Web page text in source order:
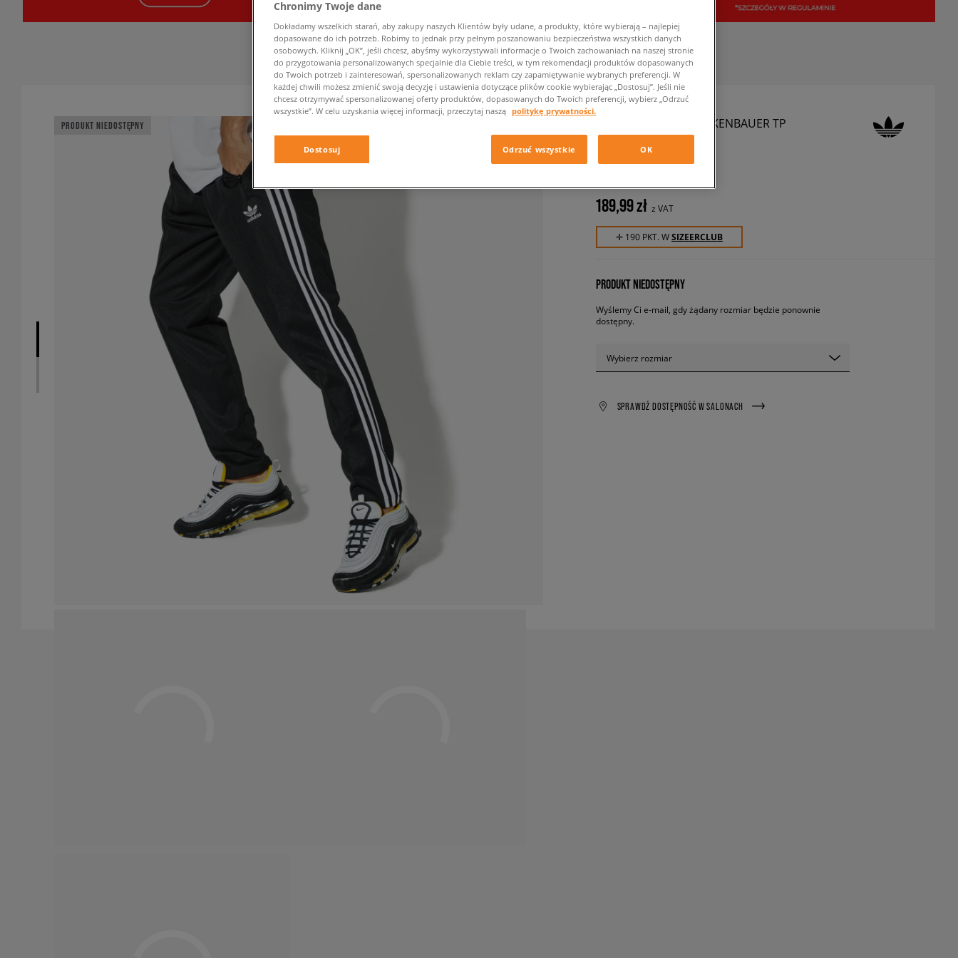
PRODUKT NIEDOSTĘPNY
ADIDAS SPODNIE BECKENBAUER TP
ADICOLOR
189,99 zł z VAT
✛ 190 PKT. WSIZEERCLUB
PRODUKT NIEDOSTĘPNY
Wyślemy Ci e-mail, gdy żądany rozmiar będzie ponownie
dostępny.
Wybierz rozmiar
SPRAWDŹ DOSTĘPNOŚĆ W SALONACH
Chronimy Twoje dane
Dokładamy wszelkich starań, aby zakupy naszych Klientów były udane, a produkty, które wybierają – najlepiej
dopasowane do ich potrzeb. Robimy to jednak przy pełnym poszanowaniu bezpieczeństwa wszystkich danych
osobowych. Kliknij „OK”, jeśli chcesz, abyśmy wykorzystywali informacje o Twoich zachowaniach na naszej stronie
do przygotowania personalizowanych specjalnie dla Ciebie treści, w tym rekomendacji produktów dopasowanych
do Twoich potrzeb i zainteresowań, spersonalizowanych reklam czy zapamiętywanie wybranych preferencji. W
każdej chwili możesz zmienić swoją decyzję i ustawienia dotyczące plików cookie wybierając „Dostosuj”. Jeśli nie
chcesz otrzymywać spersonalizowanej oferty produktów, dopasowanych do Twoich preferencji, wybierz „Odrzuć
wszystkie”. W celu uzyskania więcej informacji, przeczytaj naszą politykę prywatności.
Dostosuj Odrzuć wszystkie OK